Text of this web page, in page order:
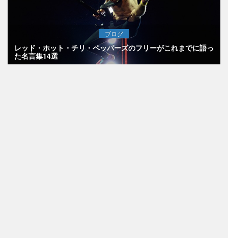
ブログ
レッド・ホット・チリ・ペッパーズのフリーがこれまでに語っ
た名言集14選